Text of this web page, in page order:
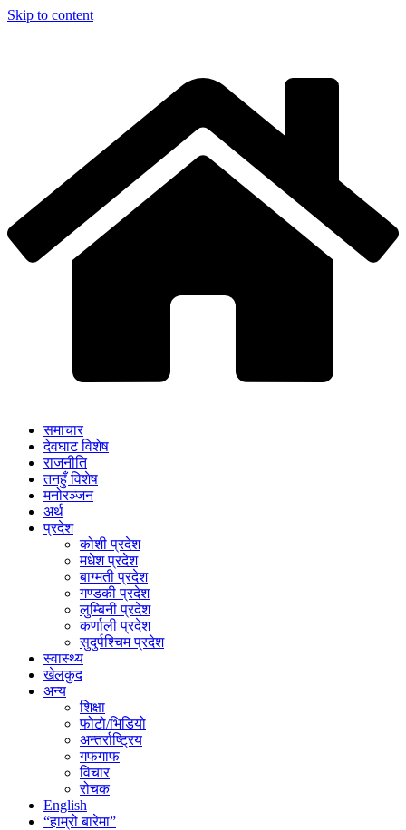
Skip to content
समाचार
देवघाट विशेष
राजनीति
तनहुँ विशेष
मनोरञ्जन
अर्थ
प्रदेश
कोशी प्रदेश
मधेश प्रदेश
बाग्मती प्रदेश
गण्डकी प्रदेश
लुम्बिनी प्रदेश
कर्णाली प्रदेश
सुदुर्पश्चिम प्रदेश
स्वास्थ्य
खेलकुद
अन्य
शिक्षा
फोटो/भिडियो
अन्तर्राष्ट्रिय
गफगाफ
विचार
रोचक
English
“हाम्रो बारेमा”